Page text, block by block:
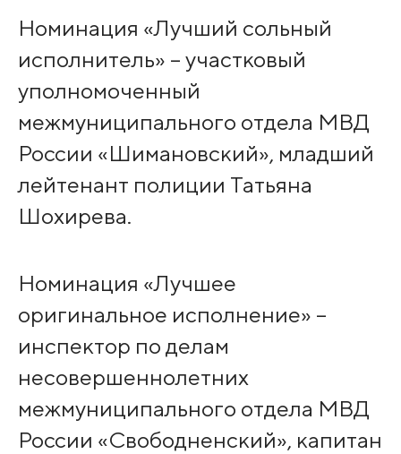
Номинация «Лучший сольный
исполнитель» – участковый
уполномоченный
межмуниципального отдела МВД
России «Шимановский», младший
лейтенант полиции Татьяна
Шохирева.
Номинация «Лучшее
оригинальное исполнение» –
инспектор по делам
несовершеннолетних
межмуниципального отдела МВД
России «Свободненский», капитан